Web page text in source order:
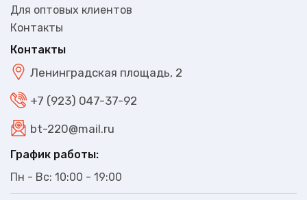
Для оптовых клиентов
Контакты
Контакты
Ленинградская площадь, 2
+7 (923) 047-37-92
bt-220@mail.ru
График работы:
Пн - Вс: 10:00 - 19:00